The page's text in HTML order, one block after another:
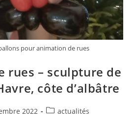
pour animation de rues
rues – sculpture de
côte d’albâtre
2022 actualités